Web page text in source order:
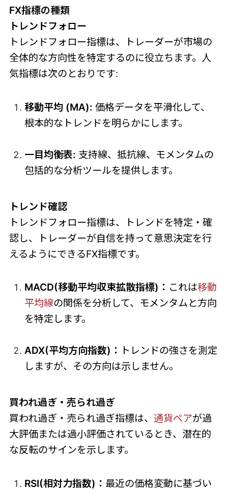
FX指標の種類
トレンドフォロー
トレンドフォロー指標は、トレーダーが市場の
全体的な方向性を特定するのに役立ちます。人
気指標は次のとおりです:
移動平均 (MA): 価格データを平滑化して、
根本的なトレンドを明らかにします。
一目均衡表: 支持線、抵抗線、モメンタムの
包括的な分析ツールを提供します。
トレンド確認
トレンドフォロー指標は、トレンドを特定・確
認し、トレーダーが自信を持って意思決定を行
えるようにできるFX指標です。
MACD(移動平均収束拡散指標)： これは移動
平均線の関係を分析して、モメンタムと方向
を特定します。
ADX(平均方向指数)： トレンドの強さを測定
しますが、その方向は示しません。
買われ過ぎ・売られ過ぎ
買われ過ぎ・売られ過ぎ指標は、 通貨ペアが過
大評価または過小評価されているとき、潜在的
な反転のサインを示します。
RSI(相対力指数)： 最近の価格変動に基づい